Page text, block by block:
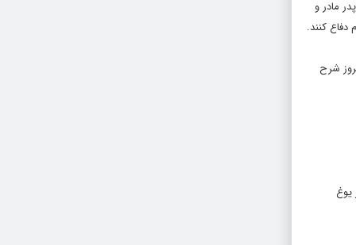
مادر و
کنند.
شرح
یوغ